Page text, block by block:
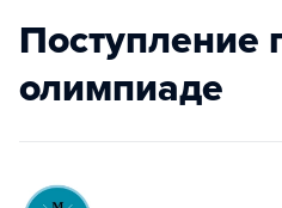
Поступление
олимпиаде